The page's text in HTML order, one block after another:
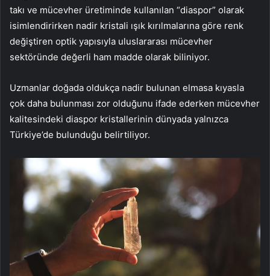
takı ve mücevher üretiminde kullanılan “diaspor” olarak
isimlendirirken nadir kristali ışık kırılmalarına göre renk
değiştiren optik yapısıyla uluslararası mücevher
sektöründe değerli ham madde olarak biliniyor.
Uzmanlar doğada oldukça nadir bulunan elmasa kıyasla
çok daha bulunması zor olduğunu ifade ederken mücevher
kalitesindeki diaspor kristallerinin dünyada yalnızca
Türkiye’de bulunduğu belirtiliyor.